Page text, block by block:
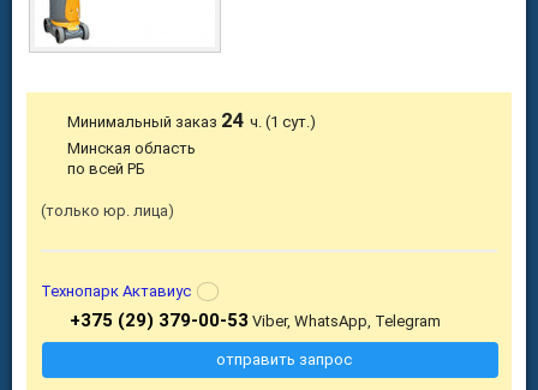
Минимальный заказ 24ч. (1 сут.)
Минская область
по всей РБ
только юр. лица
Технопарк Актавиус
+375 (29) 379-00-53 Viber, WhatsApp, Telegram
отправить запрос